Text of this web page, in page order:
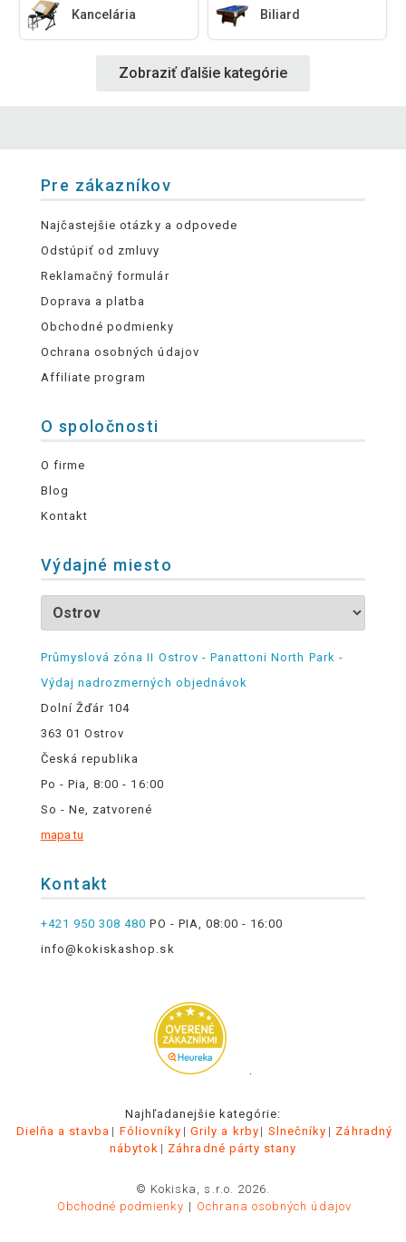
Kancelária Biliard
Zobraziť ďalšie kategórie
Pre zákazníkov
Najčastejšie otázky a odpovede
Odstúpiť od zmluvy
Reklamačný formulár
Doprava a platba
Obchodné podmienky
Ochrana osobných údajov
Affiliate program
O spoločnosti
O firme
Blog
Kontakt
Výdajné miesto
Průmyslová zóna II Ostrov - Panattoni North Park -
Výdaj nadrozmerných objednávok
Dolní Žďár 104
363 01 Ostrov
Česká republika
Po - Pia, 8:00 - 16:00
So - Ne, zatvorené
mapa tu
Kontakt
+421 950 308 480 PO - PIA, 08:00 - 16:00
info@kokiskashop.sk
.
Najhľadanejšie kategórie:
Dielňa a stavba
Fóliovníky Grily a krby Slnečníky
Záhradný
nábytok
Záhradné párty stany
© Kokiska, s.r.o. 2026.
Obchodné podmienky
Ochrana osobných údajov